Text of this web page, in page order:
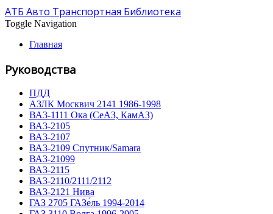
АТБ Авто Транспортная Библиотека
Toggle Navigation
Главная
Руководства
ПДД
АЗЛК Москвич 2141 1986-1998
ВА3-1111 Ока (СеАЗ, КамАЗ)
ВА3-2105
ВА3-2107
ВА3-2109 Спутник/Samara
ВА3-21099
ВА3-2115
ВА3-2110/2111/2112
ВА3-2121 Нива
ГАЗ 2705 ГАЗе́ль 1994-2014